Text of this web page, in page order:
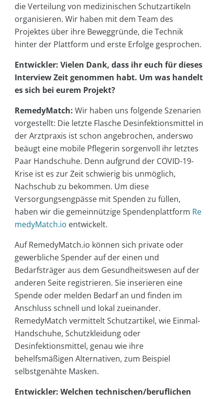
die Verteilung von medizinischen Schutzartikeln
organisieren. Wir haben mit dem Team des
Projektes über ihre Beweggründe, die Technik
hinter der Plattform und erste Erfolge gesprochen.
Entwickler: Vielen Dank, dass ihr euch für dieses
Interview Zeit genommen habt. Um was handelt
es sich bei eurem Projekt?
RemedyMatch: Wir haben uns folgende Szenarien
vorgestellt: Die letzte Flasche Desinfektionsmittel in
der Arztpraxis ist schon angebrochen, anderswo
beäugt eine mobile Pflegerin sorgenvoll ihr letztes
Paar Handschuhe. Denn aufgrund der COVID-19-
Krise ist es zur Zeit schwierig bis unmöglich,
Nachschub zu bekommen. Um diese
Versorgungsengpässe mit Spenden zu füllen,
haben wir die gemeinnützige Spendenplattform Re
medyMatch.io entwickelt.
Auf RemedyMatch.io können sich private oder
gewerbliche Spender auf der einen und
Bedarfsträger aus dem Gesundheitswesen auf der
anderen Seite registrieren. Sie inserieren eine
Spende oder melden Bedarf an und finden im
Anschluss schnell und lokal zueinander.
RemedyMatch vermittelt Schutzartikel, wie Einmal-
Handschuhe, Schutzkleidung oder
Desinfektionsmittel, genau wie ihre
behelfsmäßigen Alternativen, zum Beispiel
selbstgenähte Masken.
Entwickler: Welchen technischen/beruflichen